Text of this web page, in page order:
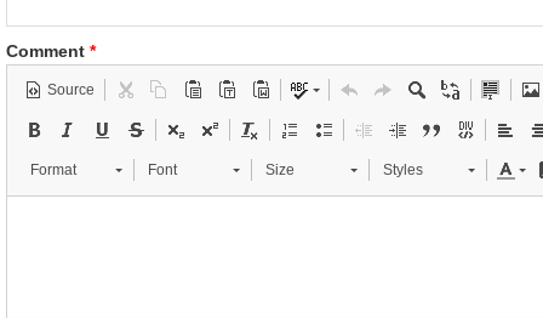
Comment *
Source
Format Font Size Styles